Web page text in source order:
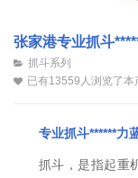
张家港专业抓斗
抓斗系列
已有13559人浏览了本
专业抓斗******力
抓斗，是指起重